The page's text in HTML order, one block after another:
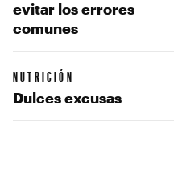
evitar los errores
comunes
NUTRICIÓN
Dulces excusas